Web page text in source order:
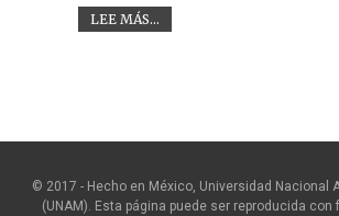
LEE MÁS...
© 2017 - Hecho en México, Universidad Nacional
(UNAM). Esta página puede ser reproducida